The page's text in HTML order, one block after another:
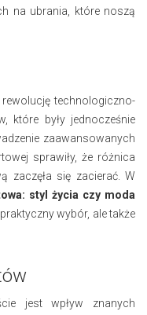
na ubrania, które noszą
technologiczno-
które były jednocześnie
zaawansowanych
sprawiły, że różnica
zaczęła się zacierać. W
styl życia czy moda
wybór, ale także
jest wpływ znanych